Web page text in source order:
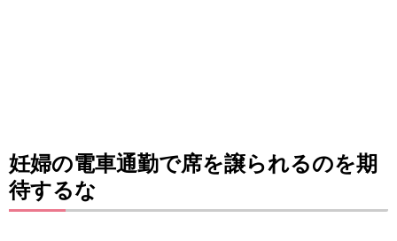
妊婦の電車通勤で席を譲られるのを期
待するな